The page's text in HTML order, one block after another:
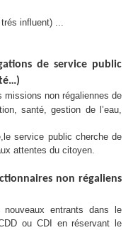
influent) ...
de service public
missions non régaliennes de
santé, gestion de l’eau,
service public cherche de
attentes du citoyen.
non régaliens
entrants dans le
ou CDI en réservant le